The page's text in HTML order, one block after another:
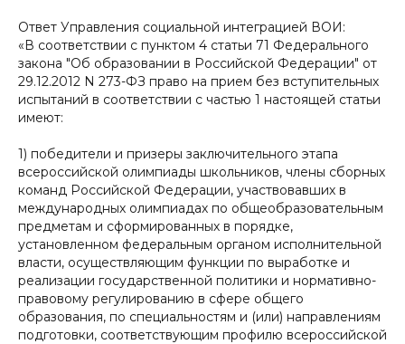
Ответ Управления социальной интеграцией ВОИ:
«В соответствии с пунктом 4 статьи 71 Федерального
закона "Об образовании в Российской Федерации" от
29.12.2012 N 273-ФЗ право на прием без вступительных
испытаний в соответствии с частью 1 настоящей статьи
имеют:
1) победители и призеры заключительного этапа
всероссийской олимпиады школьников, члены сборных
команд Российской Федерации, участвовавших в
международных олимпиадах по общеобразовательным
предметам и сформированных в порядке,
установленном федеральным органом исполнительной
власти, осуществляющим функции по выработке и
реализации государственной политики и нормативно-
правовому регулированию в сфере общего
образования, по специальностям и (или) направлениям
подготовки, соответствующим профилю всероссийской